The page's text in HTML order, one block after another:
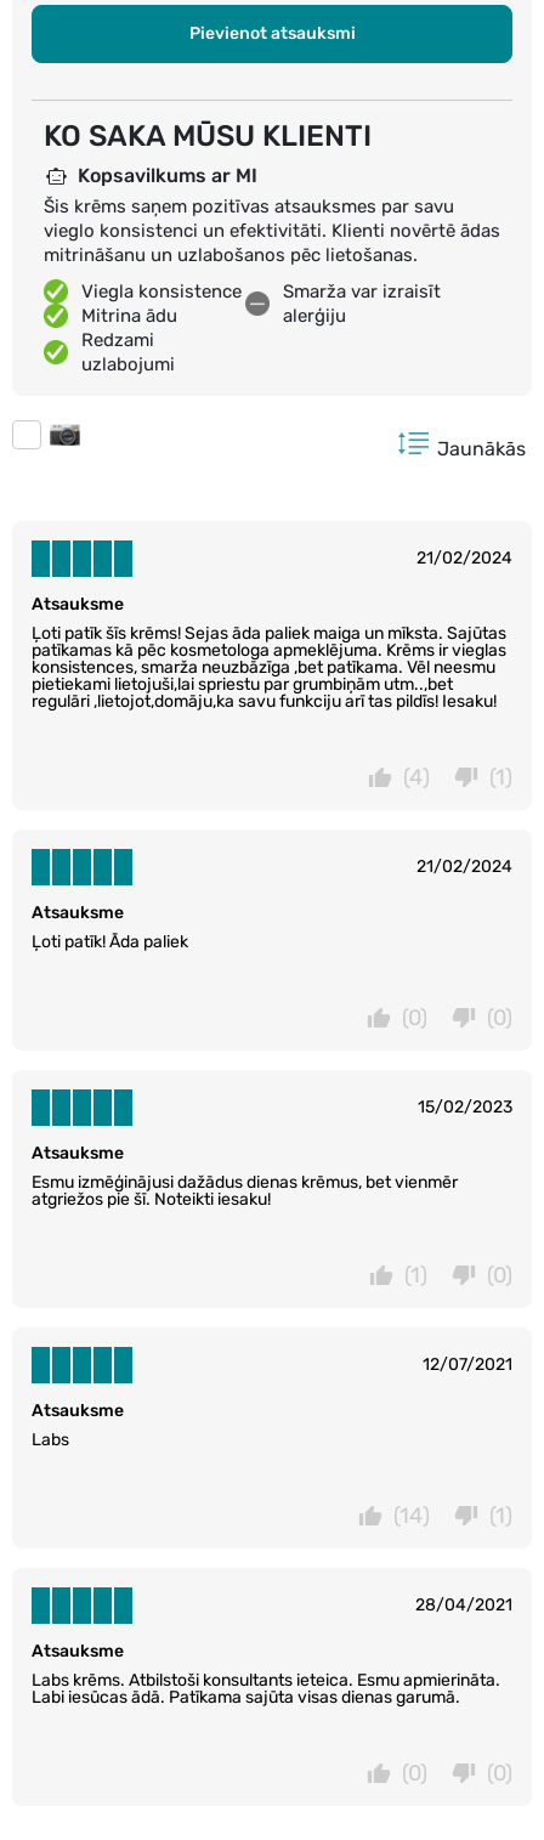
Pievienot atsauksmi
KO SAKA MŪSU KLIENTI
Kopsavilkums ar MI
Šis krēms saņem pozitīvas atsauksmes par savu
vieglo konsistenci un efektivitāti. Klienti novērtē ādas
mitrināšanu un uzlabošanos pēc lietošanas.
Viegla konsistence
Mitrina ādu
Redzami
uzlabojumi
Smarža var izraisīt
alerģiju
Jaunākās
21/02/2024
Atsauksme
Ļoti patīk šīs krēms! Sejas āda paliek maiga un mīksta. Sajūtas
patīkamas kā pēc kosmetologa apmeklējuma. Krēms ir vieglas
konsistences, smarža neuzbāzīga ,bet patīkama. Vēl neesmu
pietiekami lietojuši,lai spriestu par grumbiņām utm..,bet
regulāri ,lietojot,domāju,ka savu funkciju arī tas pildīs! Iesaku!
(1)
(4)
21/02/2024
Atsauksme
Ļoti patīk! Āda paliek
(0)
(0)
15/02/2023
Atsauksme
Esmu izmēģinājusi dažādus dienas krēmus, bet vienmēr
atgriežos pie šī. Noteikti iesaku!
(0)
(1)
12/07/2021
Atsauksme
Labs
(1)
(14)
28/04/2021
Atsauksme
Labs krēms. Atbilstoši konsultants ieteica. Esmu apmierināta.
Labi iesūcas ādā. Patīkama sajūta visas dienas garumā.
(0)
(0)